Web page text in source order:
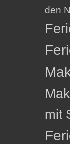
den
mit